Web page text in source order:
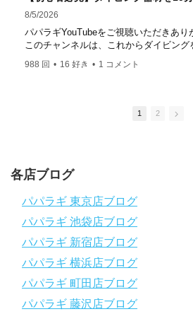
はコチラ
https://www.papalagi.co.jp/
8/5/2026
パパラギYouTubeをご視聴いただきあり
このチャンネルは、これからダイビン
や悩みごとを解消するためのチャンネル
ひとりでも多くの方に、素敵なダイビン
ダイビングのこんな情報を知りたいなど
～～～～～～～～～～～～～～～～～～
1986年創業！国内最大規模のスキューバ
徹底した安全管理と、国内トップクラス
センス認定実績。
～～～～～～～～～～～～～～～～～～
【スマホで見れるWebマニュアル！】
パパラギ公式LINEにご登録の上、メニュ
タップ！
988 回 • 16 好き • 1 コメント
1 2
各店ブログ
パパラギ 東京店ブログ
パパラギ 池袋店ブログ
パパラギ 新宿店ブログ
パパラギ 横浜店ブログ
パパラギ 町田店ブログ
パパラギ 藤沢店ブログ